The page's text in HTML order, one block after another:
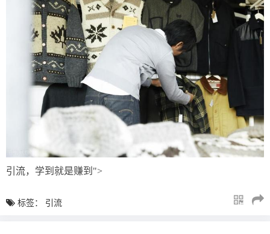
引流，学到就是赚到">
标签： 引流